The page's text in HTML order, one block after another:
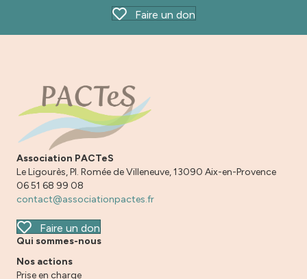
Faire un don
Association PACTeS
Le Ligourès, Pl. Romée de Villeneuve, 13090 Aix-en-Provence
06 51 68 99 08
contact@associationpactes.fr
Faire un don
Qui sommes-nous
Nos actions
Prise en charge